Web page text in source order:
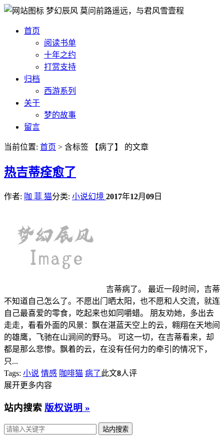
梦幻辰风 莫问前路遥远，与君风雪壹程
首页
阅读书单
十年之约
打赏支持
归档
西游系列
关于
梦的故事
留言
当前位置: 首页 > 含标签 【病了】 的文章
热吉蒂痊愈了
作者: 咖 菲 猫分类: 小说幻境 2017年12月 09 日
吉蒂病了。 最近一段时间，吉蒂
不知道自己怎么了。不愿出门晒太阳，也不愿和人交流，就连
自己最喜爱的零食，吃起来也如同嚼蜡。 朋友劝她，多出去
走走，看看外面的风景：飘在湛蓝天空上的云，翱翔在天地间
的雄鹰，飞驰在山涧间的野马。 可这一切，在吉蒂看来，却
都是那么悲惨。飘着的云，在没有任何力的牵引的情况下，
只...
Tags: 小说 情感 咖啡猫 病了 此文8人评
展开更多内容
站内搜索 版权说明 »